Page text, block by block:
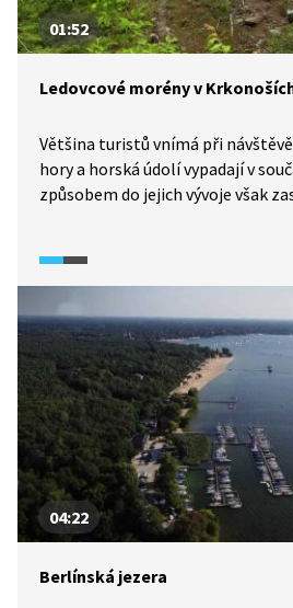
01:52
Ledovcové morény v
Většina turistů vnímá při
hory a horská údolí vypadají v
způsobem do jejich vývoje však
a vysvětlí její vznik.
04:22
Berlínská jezera